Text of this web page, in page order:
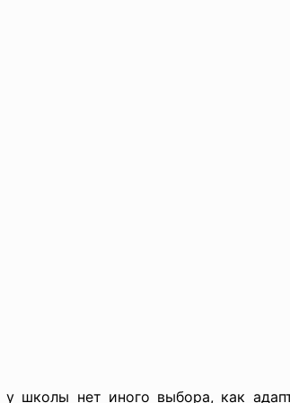
школы нет иного выбора, как